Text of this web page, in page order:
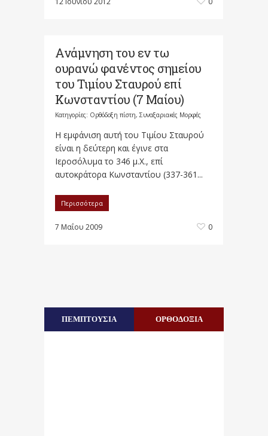
Ανάμνηση του εν τω
ουρανώ φανέντος σημείου
του Τιμίου Σταυρού επί
Κωνσταντίου (7 Μαίου)
Κατηγορίες: Ορθόδοξη πίστη, Συναξαριακές Μορφές
Η εμφάνιση αυτή του Τιμίου Σταυρού
είναι η δεύτερη και έγινε στα
Ιεροσόλυμα το 346 μ.Χ., επί
αυτοκράτορα Κωνσταντίου (337-361...
Περισσότερα
7 Μαΐου 2009 0
ΠΕΜΠΤΟΥΣΙΑ ΟΡΘΟΔΟΞΙΑ